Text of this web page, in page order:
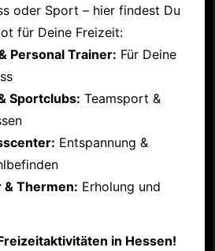
oder Sport – hier findest Du
für Deine Freizeit:
Personal Trainer: Für Deine
Sportclubs: Teamsport &
Entspannung &
& Thermen: Erholung und
in Hessen!